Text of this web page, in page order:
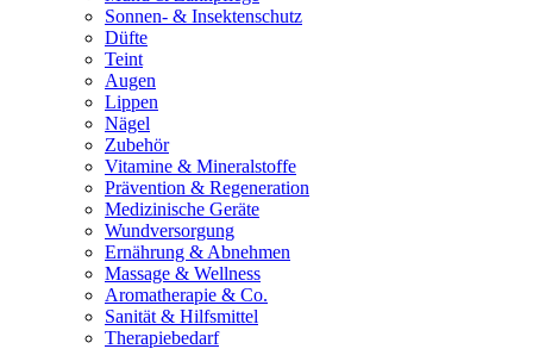
Sonnen- & Insektenschutz
Düfte
Teint
Augen
Lippen
Nägel
Zubehör
Vitamine & Mineralstoffe
Prävention & Regeneration
Medizinische Geräte
Wundversorgung
Ernährung & Abnehmen
Massage & Wellness
Aromatherapie & Co.
Sanität & Hilfsmittel
Therapiebedarf